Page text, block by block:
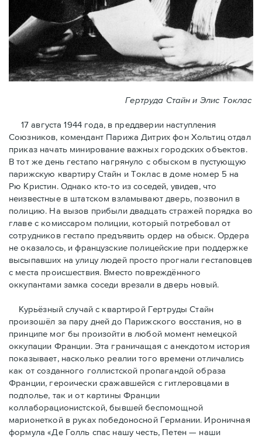
Гертруда Стайн и Элис Токлас
17 августа 1944 года, в преддверии наступления
Союзников, комендант Парижа Дитрих фон Хольтиц отдал
приказ начать минирование важных городских объектов.
В тот же день гестапо нагрянуло с обыском в пустующую
парижскую квартиру Стайн и Токлaс в домe номер 5 на
Рю Кристин. Однако кто-то из соседей, увидев, что
неизвестные в штатском взламывают дверь, позвонил в
полицию. На вызов прибыли двадцать стражей порядка во
главе с комиссаром полиции, который потребовал от
сотрудников гестапо предъявить ордер на обыск. Ордера
не оказалось, и французские полицейские при поддержке
высыпавших на улицу людей просто прогнали гестаповцев
с места происшествия. Вместо повреждённого
оккупантами замка соседи врезали в дверь новый.
Курьёзный случай с квартирой Гертруды Стайн
произошёл за пару дней до Парижского восстания, но в
принципe мог бы произойти в любой момент немецкой
оккупации Франции. Эта граничащая с анекдотом история
показывает, насколько реалии того времени отличались
как от созданного голлистской пропагандой образа
Франции, героически сражавшейся с гитлеровцами в
подполье, так и от картины Франции
коллаборационистской, бывшей беспомощной
марионеткой в руках победоносной Германии. Ироничная
формула «Де Голль спас нашу честь, Петен — наши